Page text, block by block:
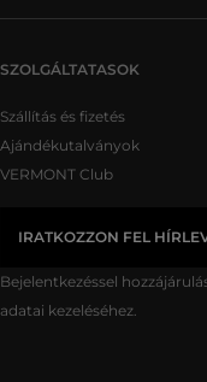
SZOLGÁLTATASOK
Szállítás és fizetés
Ajándékutalványok
VERMONT Club
IRATKOZZON FEL
Bejelentkezéssel
adatai kezeléséhez.